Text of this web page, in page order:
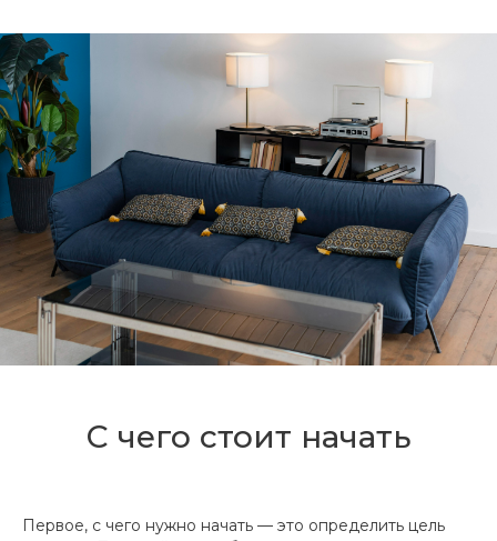
С чего стоит начать
Первое, с чего нужно начать — это определить цель